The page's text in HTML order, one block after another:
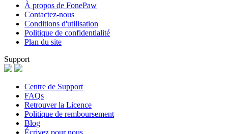
À propos de FonePaw
Contactez-nous
Conditions d'utilisation
Politique de confidentialité
Plan du site
Support
Centre de Support
FAQs
Retrouver la Licence
Politique de remboursement
Blog
Écrivez pour nous